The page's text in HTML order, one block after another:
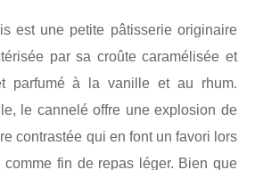
est une petite pâtisserie originaire
par sa croûte caramélisée et
parfumé à la vanille et au rhum.
le cannelé offre une explosion de
contrastée qui en font un favori lors
fin de repas léger. Bien que